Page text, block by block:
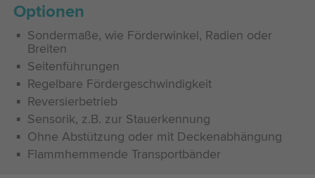
Optionen
Sondermaße, wie Förderwinkel, Radien oder
Breiten
Seitenführungen
Regelbare Fördergeschwindigkeit
Reversierbetrieb
Sensorik, z.B. zur Stauerkennung
Ohne Abstützung oder mit Deckenabhängung
Flammhemmende Transportbänder